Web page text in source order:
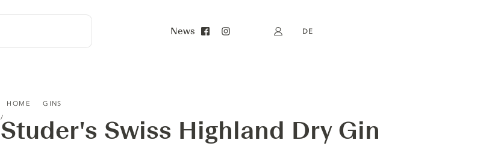
News Mein Konto
DE
HOME GINS
Studer's Swiss Highland Dry Gin